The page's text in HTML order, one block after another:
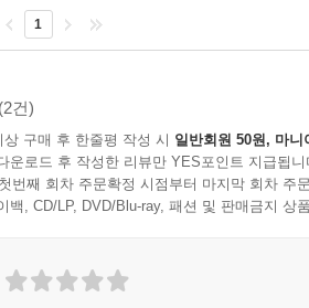
1
(2건)
상 구매 후 한줄평 작성 시 일반회원 50원, 마니
운로드 후 작성한 리뷰만 YES포인트 지급됩니
번째 회차 주문확정 시점부터 마지막 회차 주
백, CD/LP, DVD/Blu-ray, 패션 및 판매금지 상